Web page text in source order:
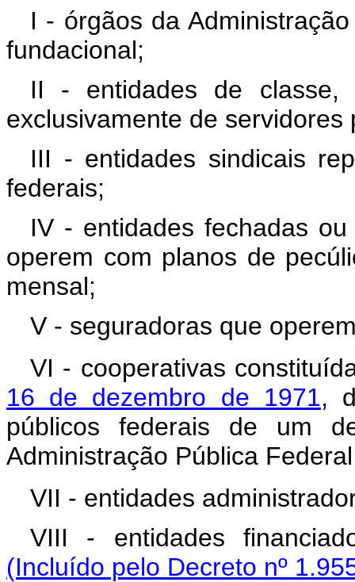
I - órgãos da
fundacional;
II - entidades de classe,
exclusivamente de servidores
III - entidades sindicais
federais;
IV - entidades fechadas
operem com planos de
mensal;
V - seguradoras que
VI - cooperativas
16 de dezembro de 1971,
públicos federais de um
Administração Pública
VII - entidades
VIII - entidades
(Incluído pelo Decreto nº